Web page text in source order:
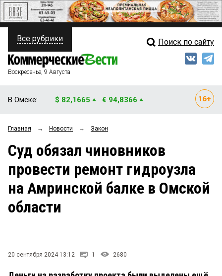
ПОЛИТИКА
ФИНАНСЫ
ОБЩЕСТВО
ЗАКОН
НОВОСТИ КОМПАНИЙ
ПРОИСШЕСТВИЯ
Свежий выпуск
Рейтинги
Блоги
Архив
Все рубрики Поиск по сайту
Воскресенье, 9 Августа
В Омске: $ 82,1665 € 94,8366
Главная → Новости → Закон
Cуд обязал чиновников
провести ремонт гидроузла
на Амринской балке в Омской
области
20 сентября 2024 13:12 1 2680